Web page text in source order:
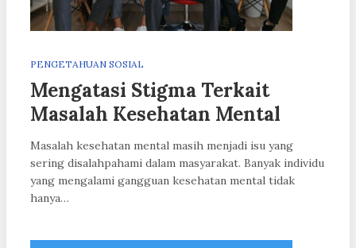
PENGETAHUAN SOSIAL
Mengatasi Stigma Terkait
Masalah Kesehatan Mental
Masalah kesehatan mental masih menjadi isu yang
sering disalahpahami dalam masyarakat. Banyak individu
yang mengalami gangguan kesehatan mental tidak
hanya…